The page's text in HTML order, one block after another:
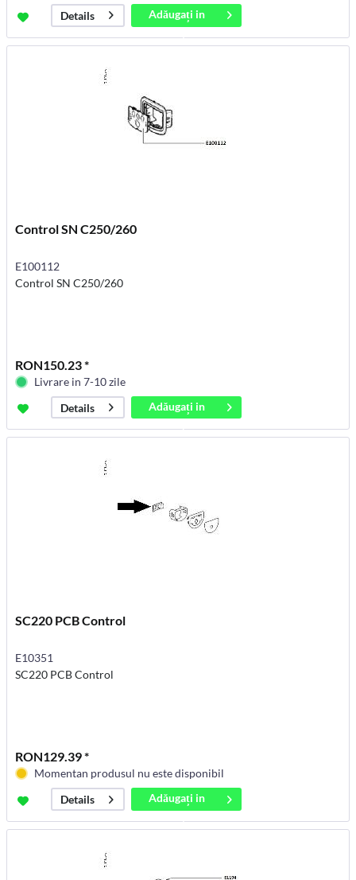
Details
Adăugați in
coș
Control SN C250/260
E100112
Control SN C250/260
RON150.23 *
Livrare in 7-10 zile
Details
Adăugați in
coș
SC220 PCB Control
E10351
SC220 PCB Control
RON129.39 *
Momentan produsul nu este disponibil
Details
Adăugați in
coș